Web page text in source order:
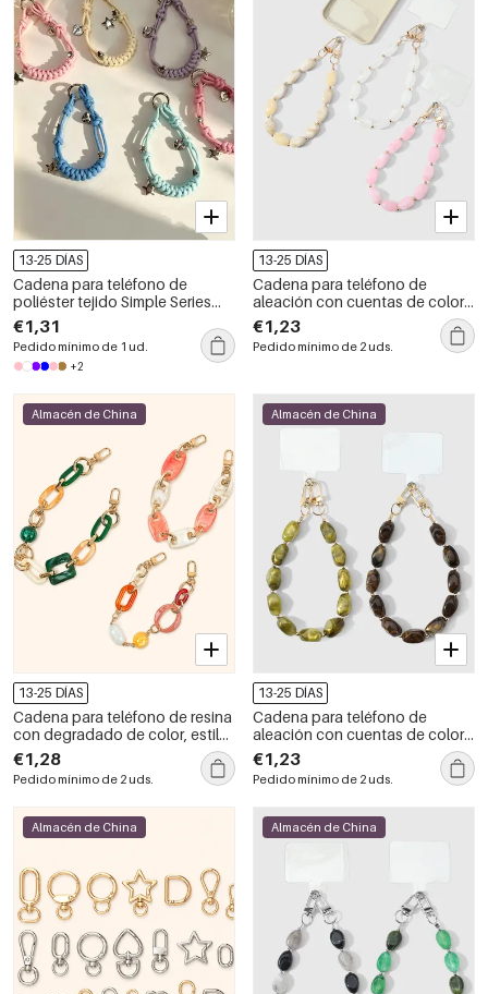
13-25 DÍAS
Cadena para teléfono de
poliéster tejido Simple Series
Daily Solid Color Twist Key Star
€1,31
Pedido mínimo de 1 ud.
+2
13-25 DÍAS
Cadena para teléfono de
aleación con cuentas de color
sólido de la serie Simple Daily
€1,23
Pedido mínimo de 2 uds.
Almacén de China
13-25 DÍAS
Cadena para teléfono de resina
con degradado de color, estilo
retro, de la serie Simple
€1,28
Pedido mínimo de 2 uds.
Almacén de China
13-25 DÍAS
Cadena para teléfono de
aleación con cuentas de color
sólido de la serie Simple Daily
€1,23
Pedido mínimo de 2 uds.
Almacén de China Almacén de China